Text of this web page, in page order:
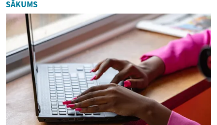
kas ietekmē gan īpašuma
dro...
SĀKUMS